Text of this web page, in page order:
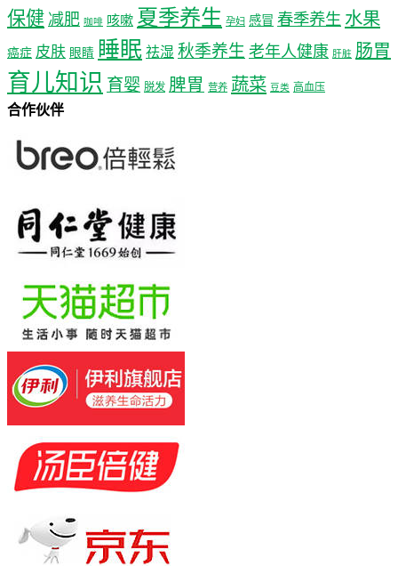
保健 减肥 咖啡 咳嗽 夏季养生 孕妇 感冒 春季养生 水果
癌症 皮肤 眼睛 睡眠 祛湿 秋季养生 老年人健康 肝脏 肠胃
育儿知识 育婴 脱发 脾胃 营养 蔬菜 豆类 高血压
合作伙伴